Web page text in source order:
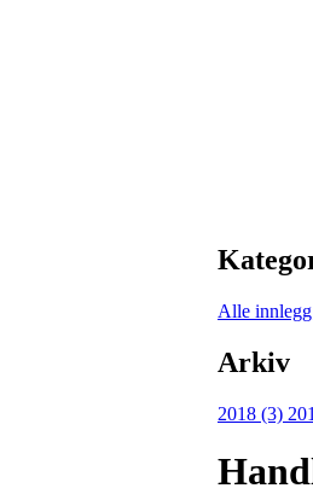
Alle innlegg
Arkiv
2018 (3)